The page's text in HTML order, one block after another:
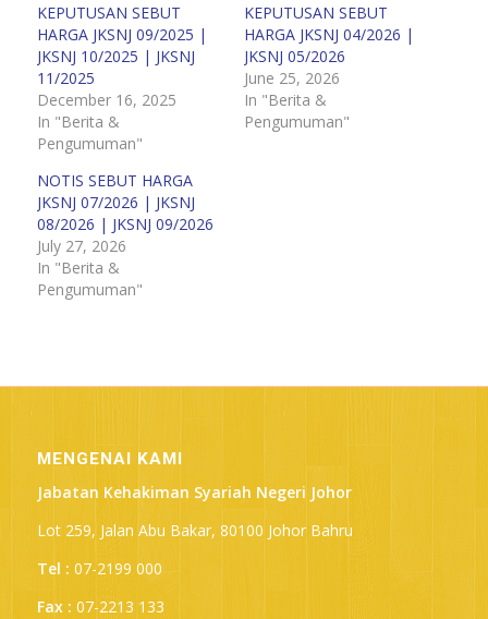
KEPUTUSAN SEBUT
HARGA JKSNJ 09/2025 |
JKSNJ 10/2025 | JKSNJ
11/2025
December 16, 2025
In "Berita &
Pengumuman"
KEPUTUSAN SEBUT
HARGA JKSNJ 04/2026 |
JKSNJ 05/2026
June 25, 2026
In "Berita &
Pengumuman"
NOTIS SEBUT HARGA
JKSNJ 07/2026 | JKSNJ
08/2026 | JKSNJ 09/2026
July 27, 2026
In "Berita &
Pengumuman"
MENGENAI KAMI
Jabatan Kehakiman Syariah Negeri Johor
Lot 259, Jalan Abu Bakar, 80100 Johor Bahru
Tel : 07-2199 000
Fax : 07-2213 133